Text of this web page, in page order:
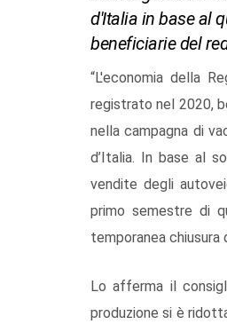
d'Italia in base al
beneficiarie del
“L'economia della
registrato nel 2020,
nella campagna di
d’Italia. In base al
vendite degli
primo semestre di
temporanea chiusura
Lo afferma il
produzione si è